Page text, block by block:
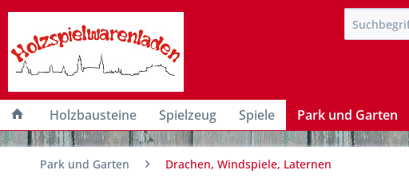
Holzbausteine Spielzeug Spiele Park und Garten
Park und Garten Drachen, Windspiele, Laternen